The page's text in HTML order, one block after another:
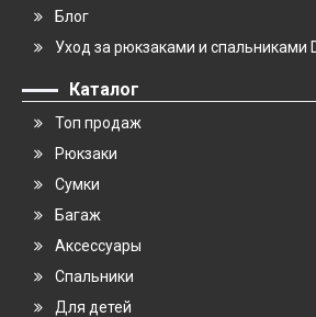
Блог
Уход за рюкзаками и спальниками
Каталог
Топ продаж
Рюкзаки
Сумки
Багаж
Аксессуары
Спальники
Для детей